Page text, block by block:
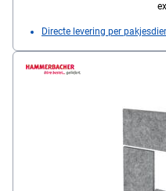
Directe levering per